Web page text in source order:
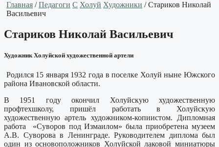
Главная /Педагоги С Холуй Художники / Стариков Николай
Васильевич
Стариков Николай Васильевич
Художник Холуйской художественной артели
Родился 15 января 1932 года в поселке Холуй ныне Южского
района Ивановской области.
В 1951 году окончил Холуйскую художественную
профтехшколу, пришёл работать в Холуйскую
художественную артель художником-копиистом. Дипломная
работа «Суворов под Измаилом» была приобретена музеем
А.В. Суворова в Ленинграде. Руководителем диплома был
один из основоположников Холуйской лаковой миниатюры